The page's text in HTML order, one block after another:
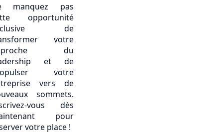
manquez pas
opportunité
de
votre
du
et de
votre
vers de
sommets.
vous dès
pour
votre place !